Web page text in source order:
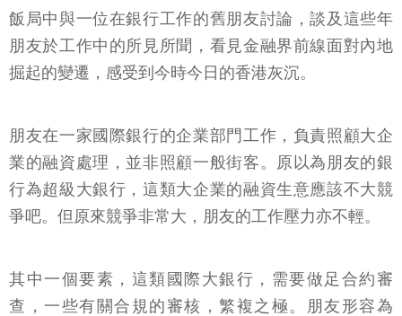
飯局中與一位在銀行工作的舊朋友討論，談及這些年
朋友於工作中的所見所聞，看見金融界前線面對內地
掘起的變遷，感受到今時今日的香港灰沉。
朋友在一家國際銀行的企業部門工作，負責照顧大企
業的融資處理，並非照顧一般街客。原以為朋友的銀
行為超級大銀行，這類大企業的融資生意應該不大競
爭吧。但原來競爭非常大，朋友的工作壓力亦不輕。
其中一個要素，這類國際大銀行，需要做足合約審
查，一些有關合規的審核，繁複之極。朋友形容為